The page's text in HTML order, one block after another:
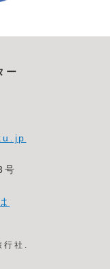
ー
号
行社.